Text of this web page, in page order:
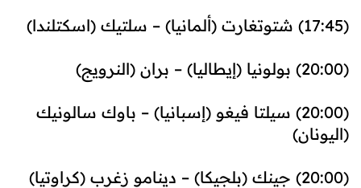
(17:45) شتوتغارت (ألمانيا) – سلتيك (اسكتلندا)
(20:00) بولونيا (إيطاليا) – بران (النرويج)
(20:00) سيلتا فيغو (إسبانيا) – باوك سالونيك
(اليونان)
(20:00) جينك (بلجيكا) – دينامو زغرب (كراوتيا)